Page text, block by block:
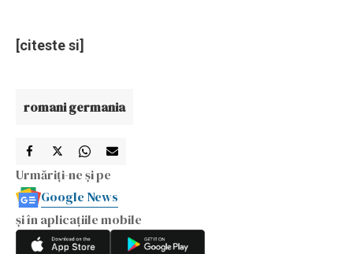
[citeste si]
romani germania
Urmăriți-ne și pe
Google News
și în aplicațiile mobile